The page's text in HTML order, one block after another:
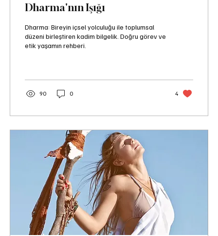
Dharma'nın Işığı
Dharma: Bireyin içsel yolculuğu ile toplumsal
düzeni birleştiren kadim bilgelik. Doğru görev ve
etik yaşamın rehberi.
90 0 4